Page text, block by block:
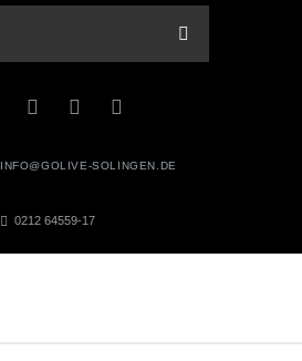
INFO@GOLIVE-SOLINGEN.DE
0212 64559-17